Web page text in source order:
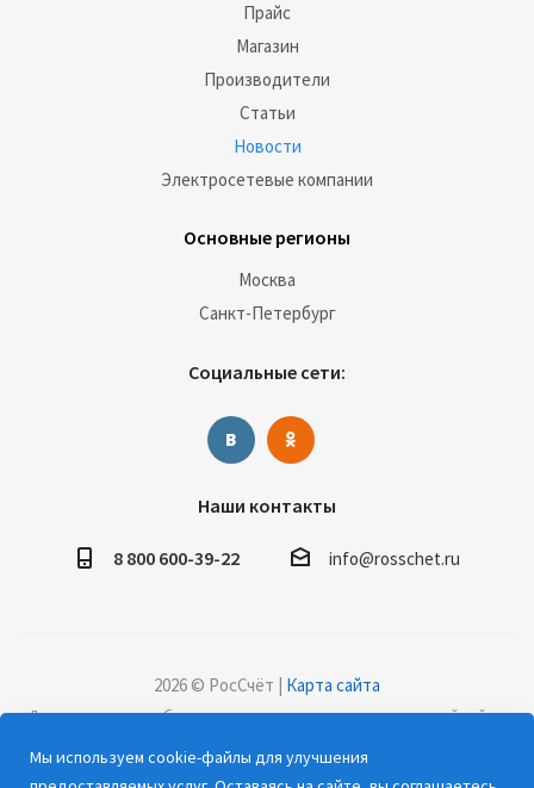
Прайс
Магазин
Производители
Статьи
Новости
Электросетевые компании
Основные регионы
Москва
Санкт-Петербург
Социальные сети:
Наши контакты
8 800 600-39-22 info@rosschet.ru
2026 © РосСчёт | Карта сайта
Дорогие клиенты, обращаем ваше внимание на то, что данный сайт и
на сайте, носят информационный характер и ни при каких условиях не
Мы используем cookie-файлы для улучшения